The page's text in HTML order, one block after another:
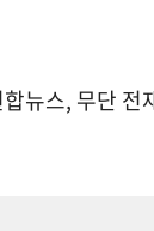
뉴스, 무단 전